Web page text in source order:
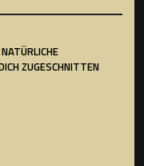
ZUGESCHNITTEN